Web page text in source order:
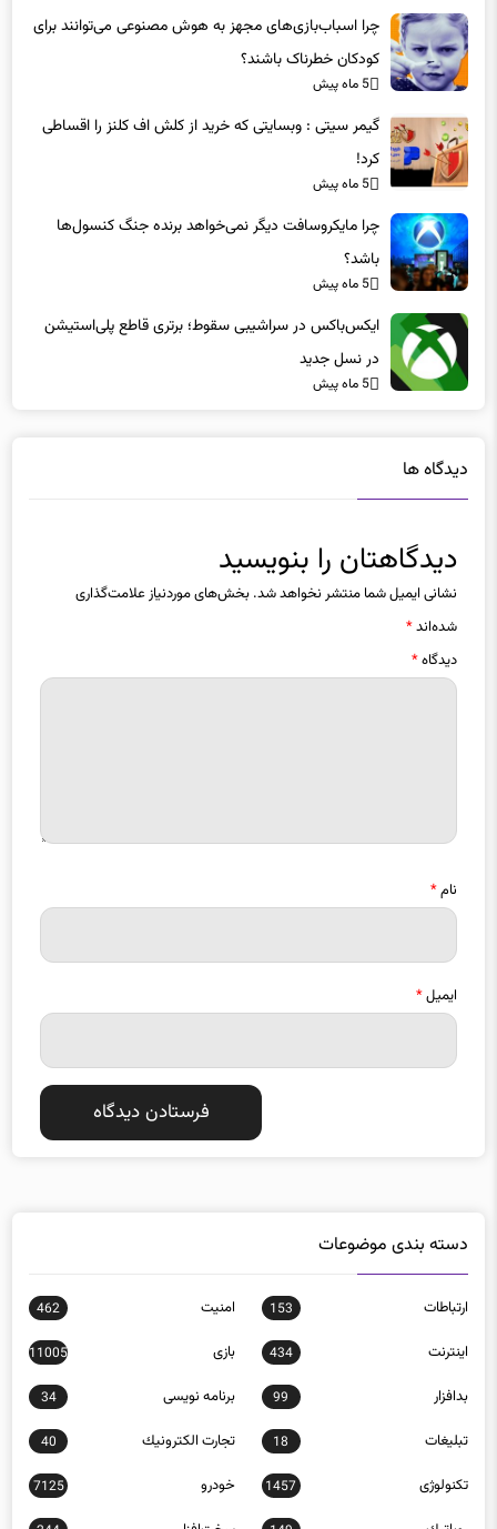
کودکان خطرناک باشند؟
5 ماه پیش
گیمر سیتی : وبسایتی که خرید از کلش اف کلنز را اقساطی
کرد!
5 ماه پیش
چرا مایکروسافت دیگر نمی‌خواهد برنده جنگ کنسول‌ها
باشد؟
5 ماه پیش
ایکس‌باکس در سراشیبی سقوط؛ برتری قاطع پلی‌استیشن
در نسل جدید
نشانی ایمیل شما منتشر نخواهد شد.بخش‌های موردنیاز علامت‌گذاری
شده‌اند*
دیدگاه*
ایمیل*
ارتباطات
اينترنت 434 بازی 11005
بدافزار 99 برنامه نويسی 34
تبلیغات 18 تجارت الكترونيك 40
تکنولوژی 1457 خودرو 7125
روباتيك 149 سخت‌افزار 244